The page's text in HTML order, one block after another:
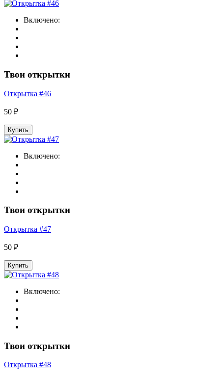
Включено:
Твои открытки
Открытка #46
50 ₽
Купить
Включено:
Твои открытки
Открытка #47
50 ₽
Купить
Включено:
Твои открытки
Открытка #48